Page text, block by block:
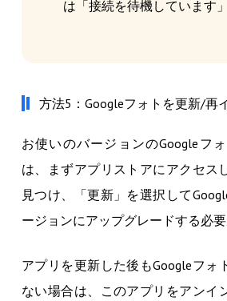
は「接続を待機しています
方法5：Googleフォトを更新/再
お使いのバージョンのGoogleフ
は、まずアプリストアにアクセス
見つけ、「更新」を選択して
ージョンにアップグレードする必要
アプリを更新した後もGoogleフォ
ない場合は、このアプリをアンイ